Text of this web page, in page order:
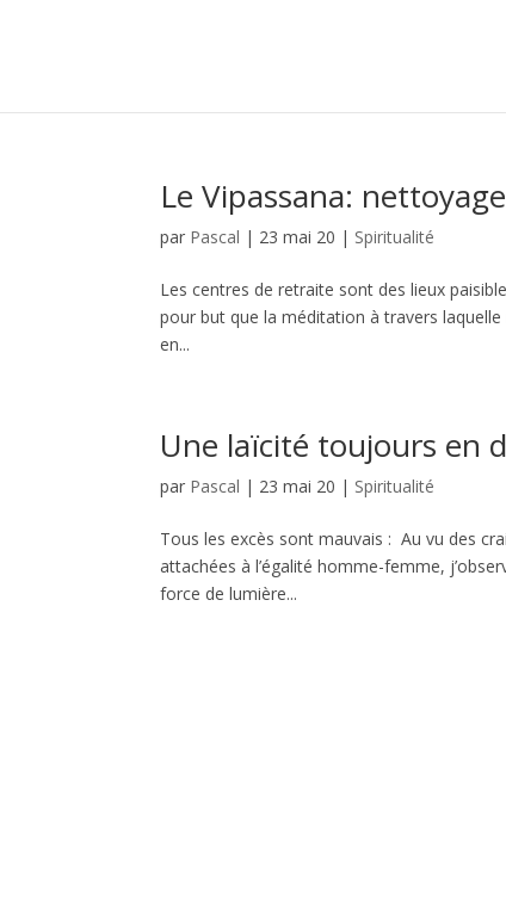
Le Vipassana:
par Pascal | 23 mai 20 | Spiritualité
Les centres de retraite sont des lieux
pour but que la méditation à travers
en...
Une laïcité toujours en
par Pascal | 23 mai 20 | Spiritualité
Tous les excès sont mauvais : Au vu des
attachées à l’égalité homme-femme,
force de lumière...